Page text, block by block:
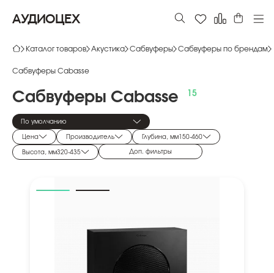
АУДИОЦЕХ
Каталог товаров Акустика Сабвуферы Сабвуферы по брендам
Сабвуферы Cabasse
Сабвуферы Cabasse
Цена Производитель Глубина, мм150-460
Высота, мм320-435 Доп. фильтры
По умолчанию